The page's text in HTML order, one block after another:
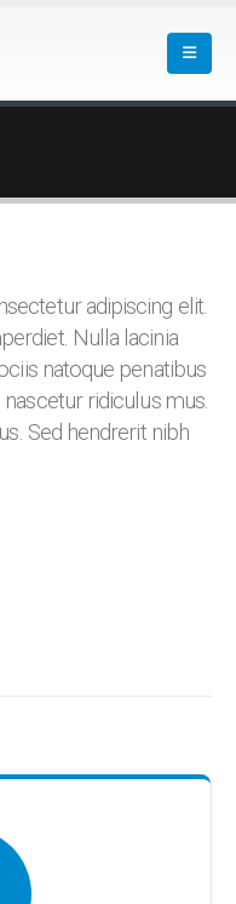
adipiscing elit.
Nulla lacinia
natoque penatibus
ridiculus mus.
Sed hendrerit nibh